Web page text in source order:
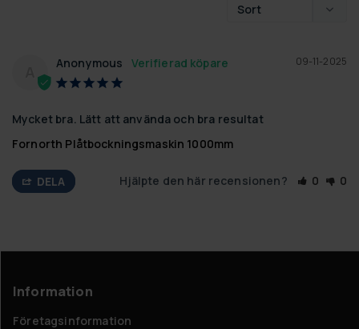
09-11-2025
Anonymous
Mycket bra. Lätt att använda och bra resultat
Fornorth Plåtbockningsmaskin 1000mm
DELA Hjälpte den här recensionen? 0 0
Information
Företagsinformation